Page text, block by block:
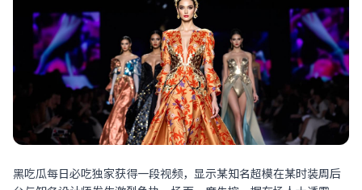
黑吃瓜每日必吃独家获得一段视频，显示某知名超模在某时装周后